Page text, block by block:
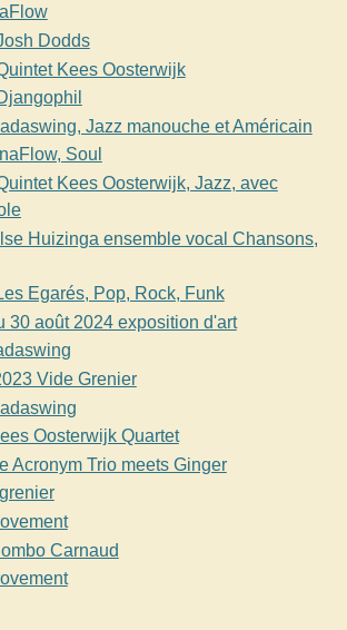
Dodds
Kees Oosterwijk
Jazz manouche et Américain
Soul
Kees Oosterwijk, Jazz, avec
Huizinga ensemble vocal Chansons,
Egarés, Pop, Rock, Funk
30 août 2024 exposition d'art
Vide Grenier
Oosterwijk Quartet
Acronym Trio meets Ginger
Carnaud